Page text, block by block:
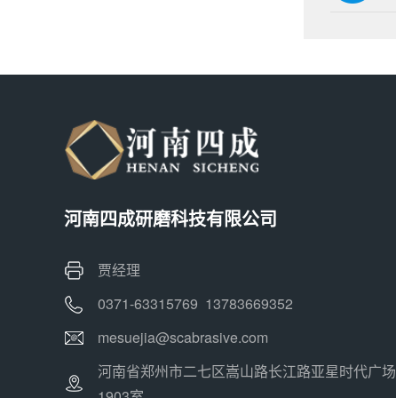
河南四成研磨科技有限公司
贾经理
0371-63315769 13783669352
mesuejia@scabrasive.com
河南省郑州市二七区嵩山路长江路亚星时代广场